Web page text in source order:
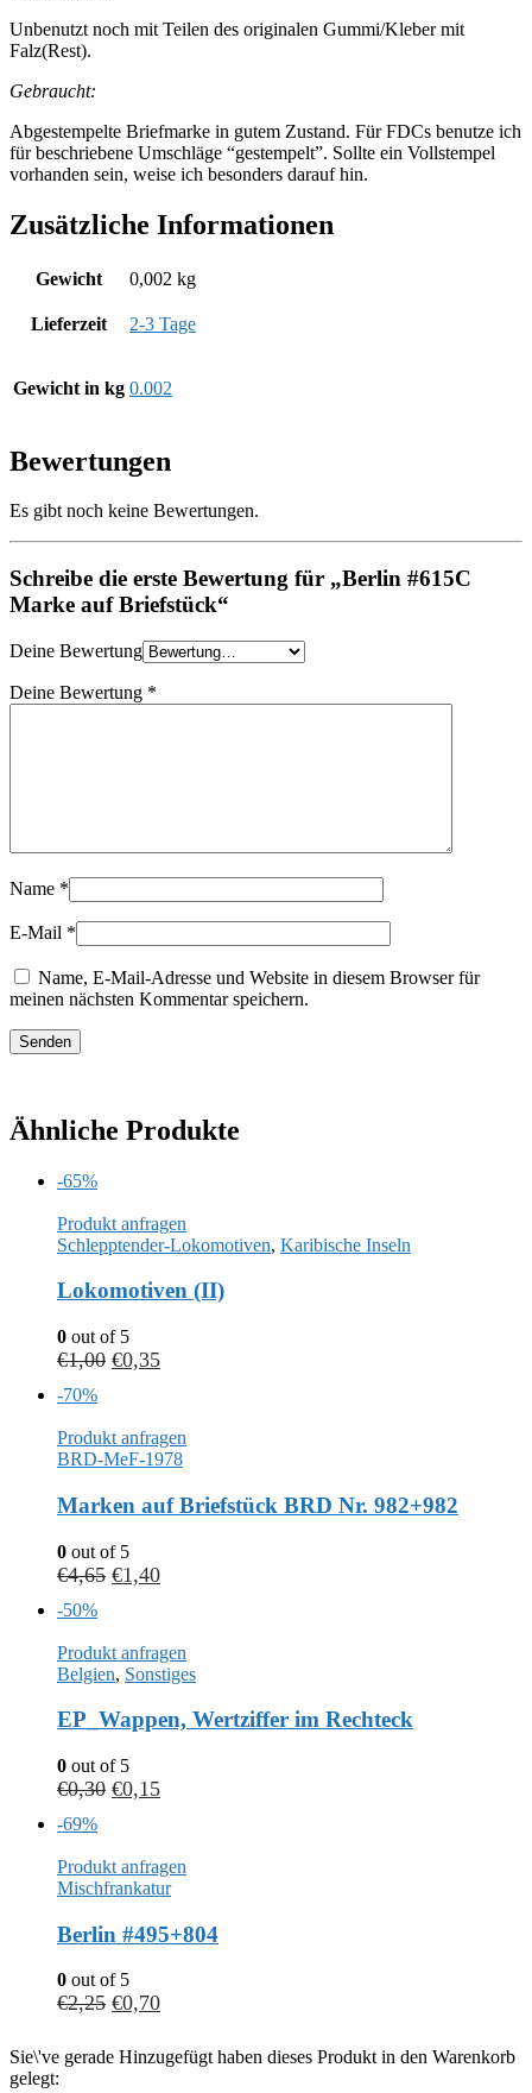
Unbenutzt noch mit Teilen des originalen Gummi/Kleber mit
Falz(Rest).
Gebraucht:
Abgestempelte Briefmarke in gutem Zustand. Für FDCs benutze ich
für beschriebene Umschläge “gestempelt”. Sollte ein Vollstempel
vorhanden sein, weise ich besonders darauf hin.
Zusätzliche Informationen
Gewicht 0,002 kg
Lieferzeit 2-3 Tage
Gewicht in kg 0.002
Bewertungen
Es gibt noch keine Bewertungen.
Schreibe die erste Bewertung für „Berlin #615C
Marke auf Briefstück“
Deine Bewertung
Deine Bewertung *
Name *
E-Mail *
Name, E-Mail-Adresse und Website in diesem Browser für
meinen nächsten Kommentar speichern.
Ähnliche Produkte
-65%
Produkt anfragen
Schlepptender-Lokomotiven, Karibische Inseln
Lokomotiven (II)
0 out of 5
€1,00 €0,35
-70%
Produkt anfragen
BRD-MeF-1978
Marken auf Briefstück BRD Nr. 982+982
0 out of 5
€4,65 €1,40
-50%
Produkt anfragen
Belgien, Sonstiges
EP_Wappen, Wertziffer im Rechteck
0 out of 5
€0,30 €0,15
-69%
Produkt anfragen
Mischfrankatur
Berlin #495+804
0 out of 5
€2,25 €0,70
Sie\'ve gerade Hinzugefügt haben dieses Produkt in den Warenkorb
gelegt: